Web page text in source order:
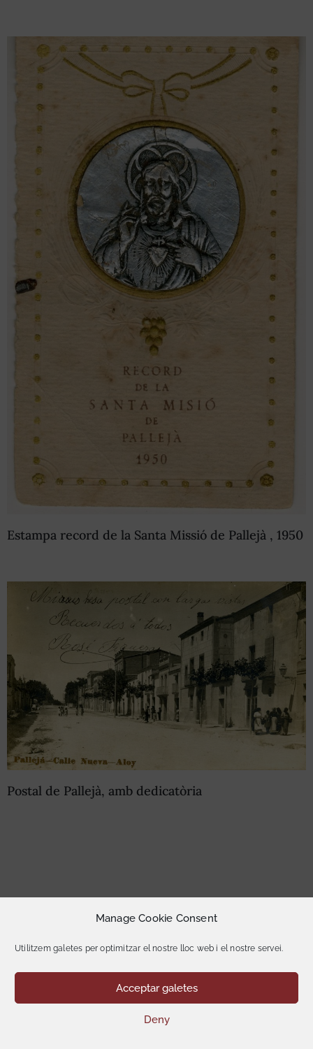
Manage Cookie Consent
Utilitzem galetes per optimitzar el nostre lloc web i el nostre servei.
Acceptar galetes
Deny
Estampa record de la Santa Missió de Pallejà , 1950
Postal de Pallejà, amb dedicatòria
reservats.
Termes d’ús i política de privacitat.Política de cookies